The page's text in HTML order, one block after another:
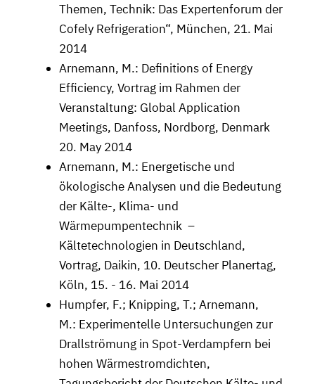
Themen, Technik: Das Expertenforum der
Cofely Refrigeration“, München, 21. Mai
2014
Arnemann, M.: Definitions of Energy
Efficiency, Vortrag im Rahmen der
Veranstaltung: Global Application
Meetings, Danfoss, Nordborg, Denmark
20. May 2014
Arnemann, M.: Energetische und
ökologische Analysen und die Bedeutung
der Kälte-, Klima- und
Wärmepumpentechnik –
Kältetechnologien in Deutschland,
Vortrag, Daikin, 10. Deutscher Planertag,
Köln, 15. - 16. Mai 2014
Humpfer, F.; Knipping, T.; Arnemann,
M.: Experimentelle Untersuchungen zur
Drallströmung in Spot-Verdampfern bei
hohen Wärmestromdichten,